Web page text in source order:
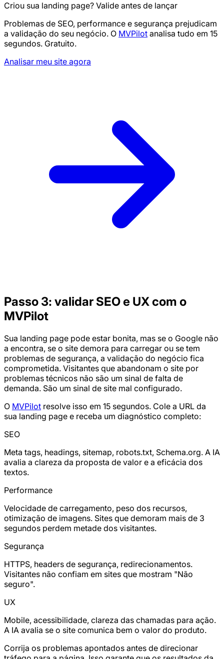
Criou sua landing page? Valide antes de lançar
Problemas de SEO, performance e segurança prejudicam
a validação do seu negócio. O MVPilot analisa tudo em 15
segundos. Gratuito.
Analisar meu site agora
Passo 3: validar SEO e UX com o
MVPilot
Sua landing page pode estar bonita, mas se o Google não
a encontra, se o site demora para carregar ou se tem
problemas de segurança, a validação do negócio fica
comprometida. Visitantes que abandonam o site por
problemas técnicos não são um sinal de falta de
demanda. São um sinal de site mal configurado.
O MVPilot resolve isso em 15 segundos. Cole a URL da
sua landing page e receba um diagnóstico completo:
SEO
Meta tags, headings, sitemap, robots.txt, Schema.org. A IA
avalia a clareza da proposta de valor e a eficácia dos
textos.
Performance
Velocidade de carregamento, peso dos recursos,
otimização de imagens. Sites que demoram mais de 3
segundos perdem metade dos visitantes.
Segurança
HTTPS, headers de segurança, redirecionamentos.
Visitantes não confiam em sites que mostram "Não
seguro".
UX
Mobile, acessibilidade, clareza das chamadas para ação.
A IA avalia se o site comunica bem o valor do produto.
Corrija os problemas apontados antes de direcionar